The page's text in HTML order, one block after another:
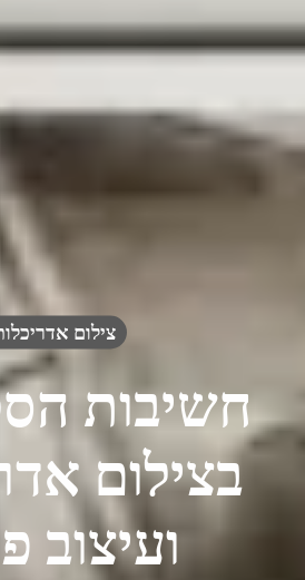
צילום
חשיבות
בצילום
ועיצוב